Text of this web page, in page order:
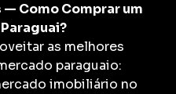
Como Comprar um
as melhores
paraguaio:
imobiliário no